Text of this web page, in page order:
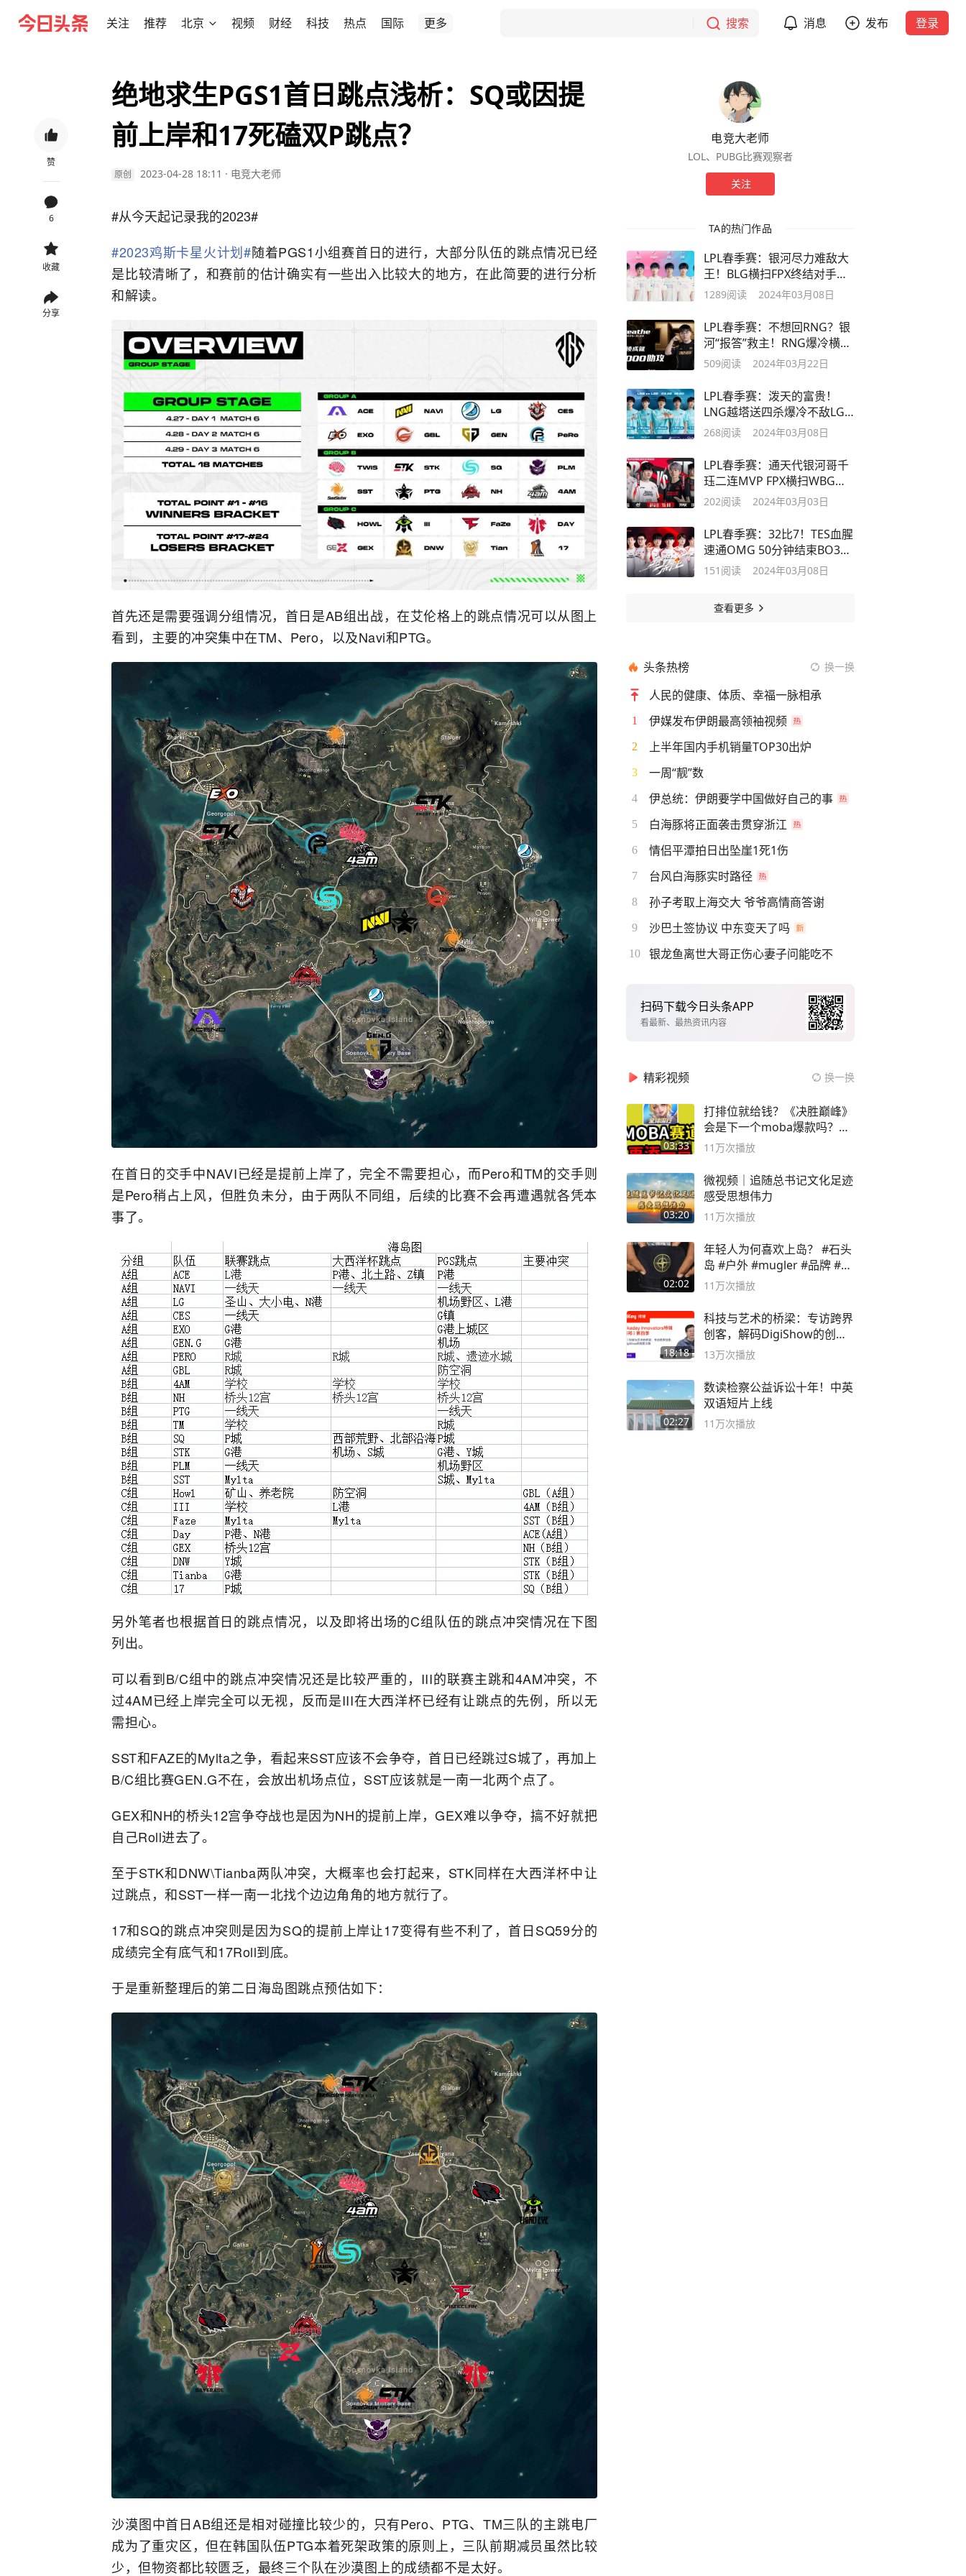
关注 推荐 北京 视频 财经 科技 热点 国际 更多 搜索 消息 发布 登录
赞
6
收藏
分享
绝地求生PGS1首日跳点浅析：SQ或因提
前上岸和17死磕双P跳点？
原创 2023-04-28 18:11 · 电竞大老师
#从今天起记录我的2023#
#2023鸡斯卡星火计划#随着PGS1小组赛首日的进行，大部分队伍的跳点情况已经
是比较清晰了，和赛前的估计确实有一些出入比较大的地方，在此简要的进行分析
和解读。
首先还是需要强调分组情况，首日是AB组出战，在艾伦格上的跳点情况可以从图上
看到，主要的冲突集中在TM、Pero，以及Navi和PTG。
在首日的交手中NAVI已经是提前上岸了，完全不需要担心，而Pero和TM的交手则
是Pero稍占上风，但胜负未分，由于两队不同组，后续的比赛不会再遭遇就各凭本
事了。
另外笔者也根据首日的跳点情况，以及即将出场的C组队伍的跳点冲突情况在下图
列出。
可以看到B/C组中的跳点冲突情况还是比较严重的，III的联赛主跳和4AM冲突，不
过4AM已经上岸完全可以无视，反而是III在大西洋杯已经有让跳点的先例，所以无
需担心。
SST和FAZE的Mylta之争，看起来SST应该不会争夺，首日已经跳过S城了，再加上
B/C组比赛GEN.G不在，会放出机场点位，SST应该就是一南一北两个点了。
GEX和NH的桥头12宫争夺战也是因为NH的提前上岸，GEX难以争夺，搞不好就把
自己Roll进去了。
至于STK和DNW\Tianba两队冲突，大概率也会打起来，STK同样在大西洋杯中让
过跳点，和SST一样一南一北找个边边角角的地方就行了。
17和SQ的跳点冲突则是因为SQ的提前上岸让17变得有些不利了，首日SQ59分的
成绩完全有底气和17Roll到底。
于是重新整理后的第二日海岛图跳点预估如下：
沙漠图中首日AB组还是相对碰撞比较少的，只有Pero、PTG、TM三队的主跳电厂
成为了重灾区，但在韩国队伍PTG本着死架政策的原则上，三队前期减员虽然比较
少，但物资都比较匮乏，最终三个队在沙漠图上的成绩都不是太好。
电竞大老师
LOL、PUBG比赛观察者
关注
TA的热门作品
LPL春季赛：银河尽力难敌大
王！BLG横扫FPX终结对手六
连胜
1289阅读 2024年03月08日
LPL春季赛：不想回RNG？银
河“报答”救主！RNG爆冷横扫
FPX
509阅读 2024年03月22日
LPL春季赛：泼天的富贵！
LNG越塔送四杀爆冷不敌LGD
结束北伐
268阅读 2024年03月08日
LPL春季赛：通天代银河哥千
珏二连MVP FPX横扫WBG豪
取六连胜
202阅读 2024年03月03日
LPL春季赛：32比7！TES血腥
速通OMG 50分钟结束BO3打
卡下班
151 阅读 2024年03月08日
查看更多
头条热榜 换一换
人民的健康、体质、幸福一脉相承
1 伊媒发布伊朗最高领袖视频
2 上半年国内手机销量TOP30出炉
3 一周“靓”数
4 伊总统：伊朗要学中国做好自己的事
5 白海豚将正面袭击贯穿浙江
6 情侣平潭拍日出坠崖1死1伤
7 台风白海豚实时路径
8 孙子考取上海交大 爷爷高情商答谢
9 沙巴土签协议 中东变天了吗
10 银龙鱼离世大哥正伤心妻子问能吃不
扫码下载今日头条APP
看最新、最热资讯内容
精彩视频 换一换
03:33
打排位就给钱？《决胜巅峰》
会是下一个moba爆款吗？#
决胜巅峰
11万次播放
03:20
微视频｜追随总书记文化足迹
感受思想伟力
11万次播放
02:02
年轻人为何喜欢上岛？ #石头
岛 #户外 #mugler #品牌 #足
球流氓
11万次播放
18:18
科技与艺术的桥梁：专访跨界
创客，解码DigiShow的创新
之路
13万次播放
02:27
数读检察公益诉讼十年！中英
双语短片上线
11万次播放